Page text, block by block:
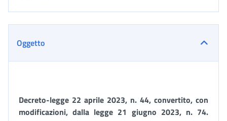
Oggetto
Decreto-legge 22 aprile 2023, n. 44, convertito, con
modificazioni, dalla legge 21 giugno 2023, n. 74.